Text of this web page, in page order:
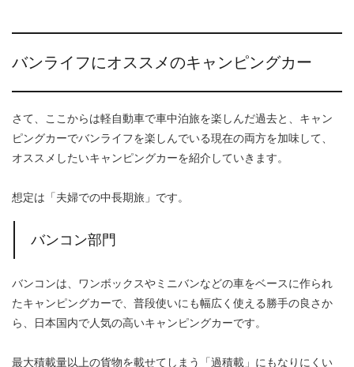
バンライフにオススメのキャンピングカー
さて、ここからは軽自動車で車中泊旅を楽しんだ過去と、キャン
ピングカーでバンライフを楽しんでいる現在の両方を加味して、
オススメしたいキャンピングカーを紹介していきます。
想定は「夫婦での中長期旅」です。
バンコン部門
バンコンは、ワンボックスやミニバンなどの車をベースに作られ
たキャンピングカーで、普段使いにも幅広く使える勝手の良さか
ら、日本国内で人気の高いキャンピングカーです。
最大積載量以上の貨物を載せてしまう「過積載」にもなりにくい